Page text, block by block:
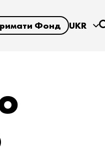
Фонд UKR